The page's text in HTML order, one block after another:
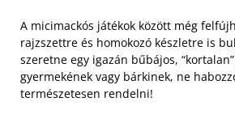
A micimackós játékok között még
rajzszettre és homokozó készletre is
szeretne egy igazán bűbájos,
gyermekének vagy bárkinek, ne
természetesen rendelni!